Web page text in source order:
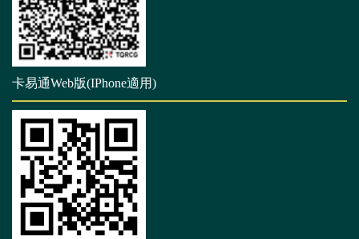
卡易通Web版(IPhone適用)